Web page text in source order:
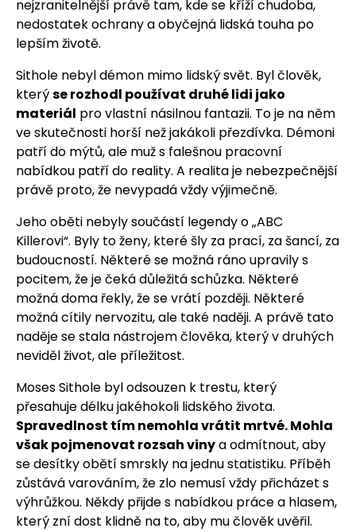
nejzranitelnější právě tam, kde se kříží chudoba,
nedostatek ochrany a obyčejná lidská touha po
lepším životě.
Sithole nebyl démon mimo lidský svět. Byl člověk,
kterýse rozhodl používat druhé lidi jako
materiál pro vlastní násilnou fantazii. To je na něm
ve skutečnosti horší než jakákoli přezdívka. Démoni
patří do mýtů, ale muž s falešnou pracovní
nabídkou patří do reality. A realita je nebezpečnější
právě proto, že nevypadá vždy výjimečně.
Jeho oběti nebyly součástí legendy o „ABC
Killerovi“. Byly to ženy, které šly za prací, za šancí, za
budoucností. Některé se možná ráno upravily s
pocitem, že je čeká důležitá schůzka. Některé
možná doma řekly, že se vrátí později. Některé
možná cítily nervozitu, ale také naději. A právě tato
naděje se stala nástrojem člověka, který v druhých
neviděl život, ale příležitost.
Moses Sithole byl odsouzen k trestu, který
přesahuje délku jakéhokoli lidského života.
Spravedlnost tím nemohla vrátit mrtvé. Mohla
však pojmenovat rozsah vinya odmítnout, aby
se desítky obětí smrskly na jednu statistiku. Příběh
zůstává varováním, že zlo nemusí vždy přicházet s
výhrůžkou. Někdy přijde s nabídkou práce a hlasem,
který zní dost klidně na to, aby mu člověk uvěřil.